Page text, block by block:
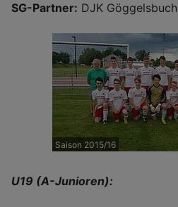
SG-Partner: DJK Göggelsbuch
Saison 2015/16
U19 (A-Junioren):